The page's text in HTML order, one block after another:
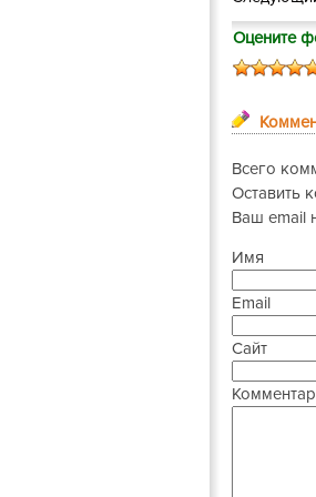
Оцените
Всего
Оставить
Ваш email
Имя
Email
Сайт